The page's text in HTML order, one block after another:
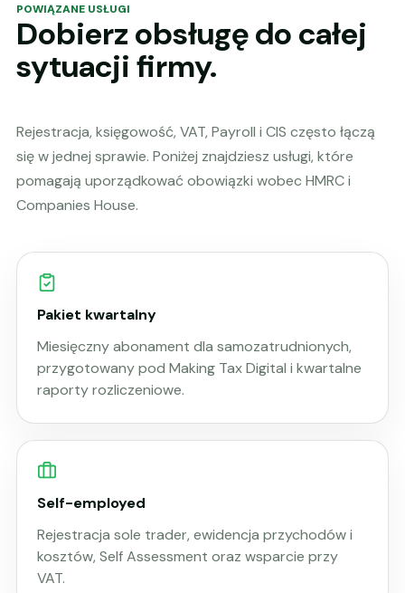
POWIĄZANE USŁUGI
Dobierz obsługę do całej
sytuacji firmy.
Rejestracja, księgowość, VAT, Payroll i CIS często łączą
się w jednej sprawie. Poniżej znajdziesz usługi, które
pomagają uporządkować obowiązki wobec HMRC i
Companies House.
Pakiet kwartalny
Miesięczny abonament dla samozatrudnionych,
przygotowany pod Making Tax Digital i kwartalne
raporty rozliczeniowe.
Self-employed
Rejestracja sole trader, ewidencja przychodów i
kosztów, Self Assessment oraz wsparcie przy
VAT.